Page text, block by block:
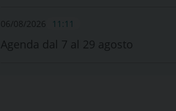
06/08/2026 11:11
Agenda dal 7 al 29 agosto